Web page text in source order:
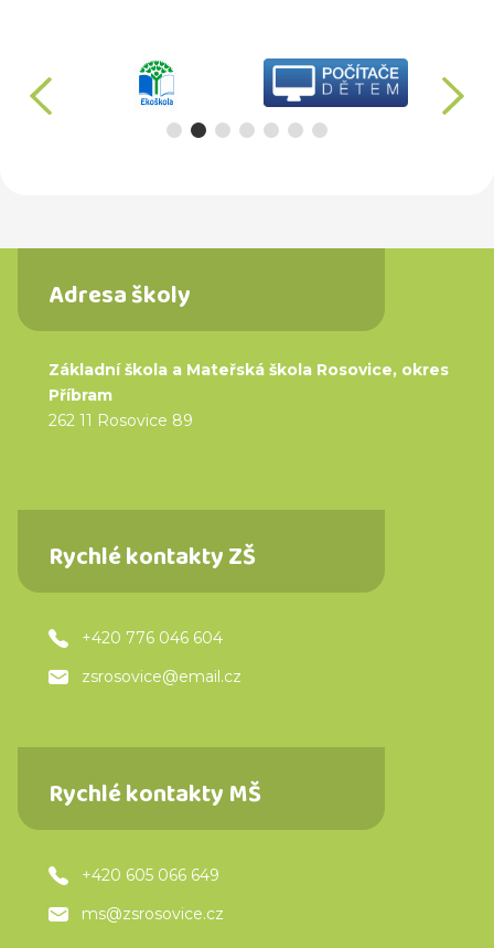
předchozí
Adresa školy
Základní škola a Mateřská škola Rosovice, okres
Příbram
262 11 Rosovice 89
Rychlé kontakty ZŠ
+420 776 046 604
zsrosovice@email.cz
Rychlé kontakty MŠ
+420 605 066 649
ms@zsrosovice.cz